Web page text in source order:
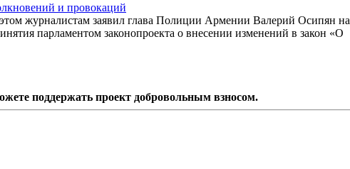
и провокаций
журналистам заявил глава Полиции Армении Валерий Осипян на
парламентом законопроекта о внесении изменений в закон «О
поддержать проект добровольным взносом.